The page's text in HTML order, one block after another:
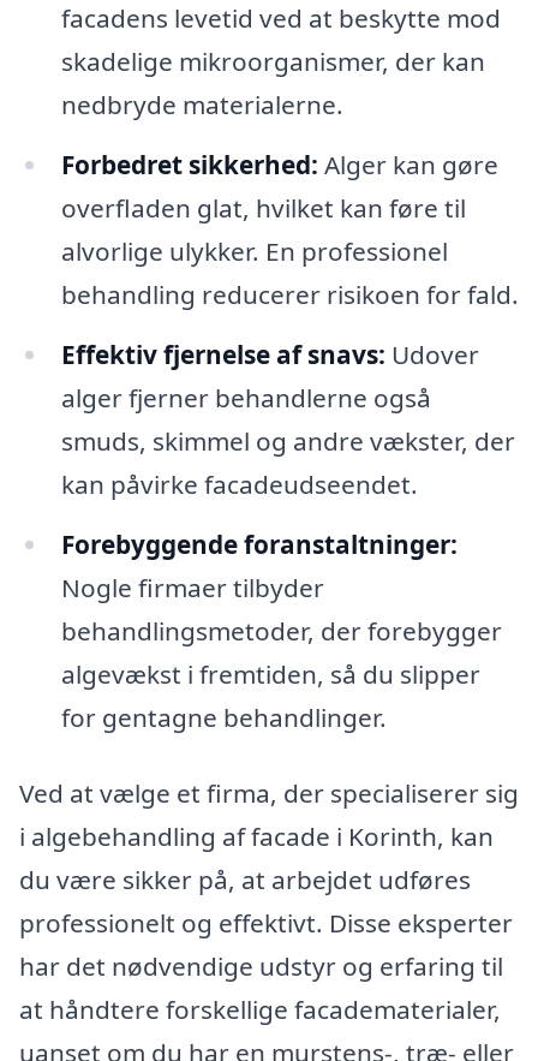
facadens levetid ved at beskytte mod
skadelige mikroorganismer, der kan
nedbryde materialerne.
Forbedret sikkerhed: Alger kan gøre
overfladen glat, hvilket kan føre til
alvorlige ulykker. En professionel
behandling reducerer risikoen for fald.
Effektiv fjernelse af snavs: Udover
alger fjerner behandlerne også
smuds, skimmel og andre vækster, der
kan påvirke facadeudseendet.
Forebyggende foranstaltninger:
Nogle firmaer tilbyder
behandlingsmetoder, der forebygger
algevækst i fremtiden, så du slipper
for gentagne behandlinger.
Ved at vælge et firma, der specialiserer sig
i algebehandling af facade i Korinth, kan
du være sikker på, at arbejdet udføres
professionelt og effektivt. Disse eksperter
har det nødvendige udstyr og erfaring til
at håndtere forskellige facadematerialer,
uanset om du har en murstens-, træ- eller